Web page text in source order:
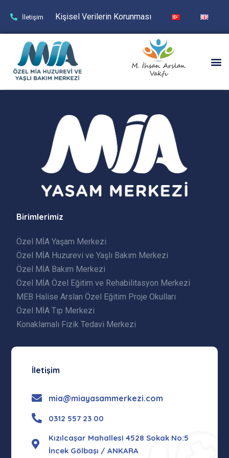
İletişim Kişisel Verilerin Korunması
Birimlerimiz
Özel MİA Yaşam Merkezi
Özel MİA Huzurevi ve Yaşlı Bakım Merkezi
Özel MİA Bakım Merkezi
Özel MİA Özel Eğitim ve Rehabilitasyon Merkezi
MEB Halise Arslan Özel Eğitim Proje Okulları
Özel MİA Tıp Merkezi
Konaklamalı Fizik Tedavi Merkezi
İletişim
mia@miayasammerkezi.com
0312 557 23 00
Kızılcaşar Mahallesi 4528 Sokak No:5
İncek Gölbaşı / ANKARA